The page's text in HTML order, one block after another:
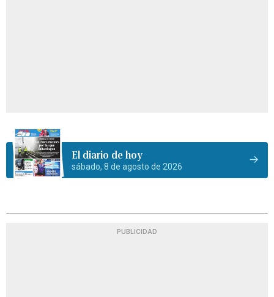
El diario de hoy
sábado, 8 de agosto de 2026
PUBLICIDAD